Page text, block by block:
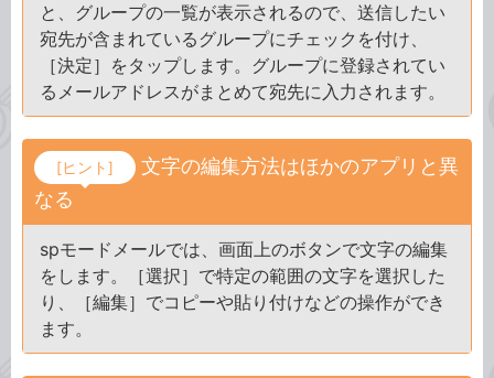
と、グループの一覧が表示されるので、送信したい
宛先が含まれているグループにチェックを付け、
［決定］をタップします。グループに登録されてい
るメールアドレスがまとめて宛先に入力されます。
[ヒント]
文字の編集方法はほかのアプリと異
なる
spモードメールでは、画面上のボタンで文字の編集
をします。［選択］で特定の範囲の文字を選択した
り、［編集］でコピーや貼り付けなどの操作ができ
ます。